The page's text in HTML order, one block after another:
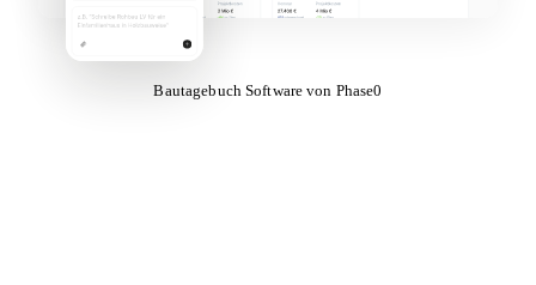
Bautagebuch Software von Phase0